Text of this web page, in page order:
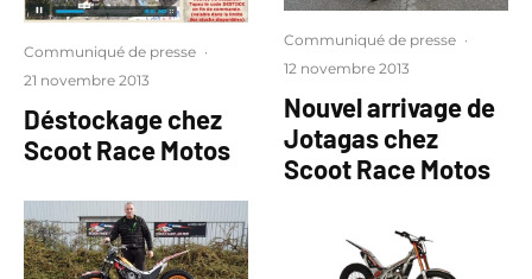
Communiqué de presse ·
21 novembre 2013
Déstockage chez
Scoot Race Motos
Communiqué de presse ·
12 novembre 2013
Nouvel arrivage de
Jotagas chez
Scoot Race Motos